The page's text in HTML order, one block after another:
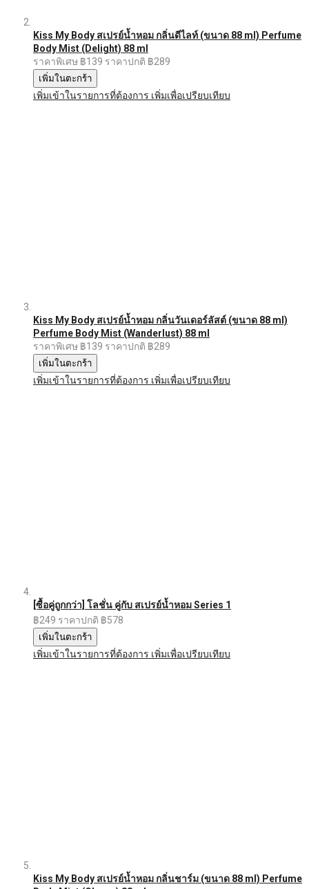
Kiss My Body สเปรย์น้ำหอม กลิ่นดีไลท์ (ขนาด 88 ml) Perfume
Body Mist (Delight) 88 ml
ราคาพิเศษ ฿139 ราคาปกติ ฿289
เพิ่มในตะกร้า
เพิ่มเข้าในรายการที่ต้องการ เพิ่มเพื่อเปรียบเทียบ
Kiss My Body สเปรย์น้ำหอม กลิ่นวันเดอร์ลัสต์ (ขนาด 88 ml)
Perfume Body Mist (Wanderlust) 88 ml
ราคาพิเศษ ฿139 ราคาปกติ ฿289
เพิ่มในตะกร้า
เพิ่มเข้าในรายการที่ต้องการ เพิ่มเพื่อเปรียบเทียบ
[ซื้อคู่ถูกกว่า] โลชั่น คู่กับ สเปรย์น้ำหอม Series 1
฿249 ราคาปกติ ฿578
เพิ่มในตะกร้า
เพิ่มเข้าในรายการที่ต้องการ เพิ่มเพื่อเปรียบเทียบ
Kiss My Body สเปรย์น้ำหอม กลิ่นชาร์ม (ขนาด 88 ml) Perfume